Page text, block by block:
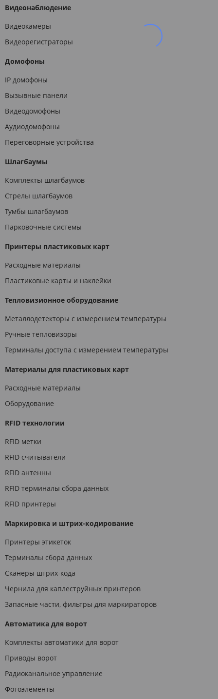
Видеонаблюдение
Видеокамеры
Видеорегистраторы
Домофоны
IP домофоны
Вызывные панели
Видеодомофоны
Аудиодомофоны
Переговорные устройства
Шлагбаумы
Комплекты шлагбаумов
Стрелы шлагбаумов
Тумбы шлагбаумов
Парковочные системы
Принтеры пластиковых карт
Расходные материалы
Пластиковые карты и наклейки
Тепловизионное оборудование
Металлодетекторы с измерением температуры
Ручные тепловизоры
Терминалы доступа с измерением температуры
Материалы для пластиковых карт
Расходные материалы
Оборудование
RFID технологии
RFID метки
RFID считыватели
RFID антенны
RFID терминалы сбора данных
RFID принтеры
Маркировка и штрих-кодирование
Принтеры этикеток
Терминалы сбора данных
Сканеры штрих-кода
Чернила для каплеструйных принтеров
Запасные части, фильтры для маркираторов
Автоматика для ворот
Комплекты автоматики для ворот
Приводы ворот
Радиоканальное управление
Фотоэлементы